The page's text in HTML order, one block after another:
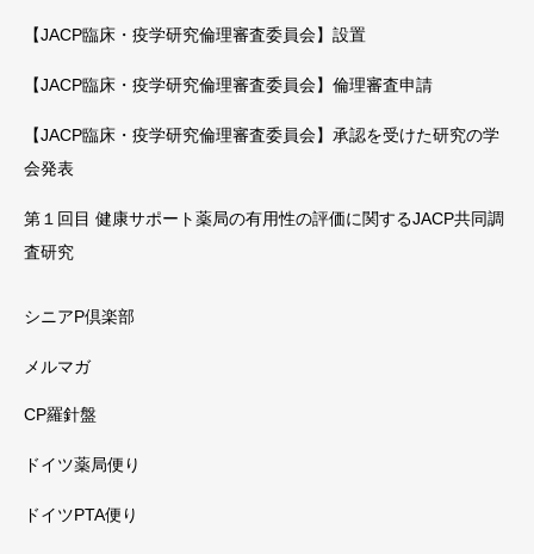
【JACP臨床・疫学研究倫理審査委員会】設置
【JACP臨床・疫学研究倫理審査委員会】倫理審査申請
【JACP臨床・疫学研究倫理審査委員会】承認を受けた研究の学
会発表
第１回目 健康サポート薬局の有用性の評価に関するJACP共同調
査研究
シニアP倶楽部
メルマガ
CP羅針盤
ドイツ薬局便り
ドイツPTA便り